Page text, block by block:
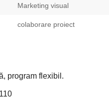
Marketing visual
colaborare proiect
program flexibil.